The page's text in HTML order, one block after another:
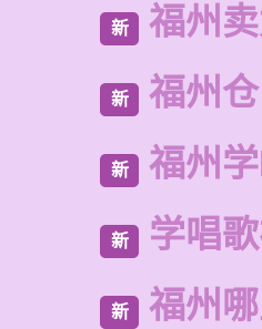
新 福州
新 福州
新 福州
新 学唱
新 福州